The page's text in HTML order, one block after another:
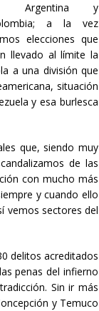
Argentina y
a la vez
elecciones que
llevado al límite la
a una división que
situación
y esa burlesca
que, siendo muy
de las
con mucho más
y cuando ello
vemos sectores del
delitos acreditados
penas del infierno
Sin ir más
y Temuco